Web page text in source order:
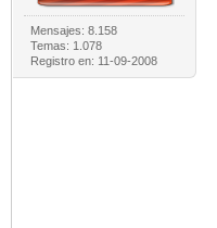
Mensajes: 8.158
Temas: 1.078
Registro en: 11-09-2008